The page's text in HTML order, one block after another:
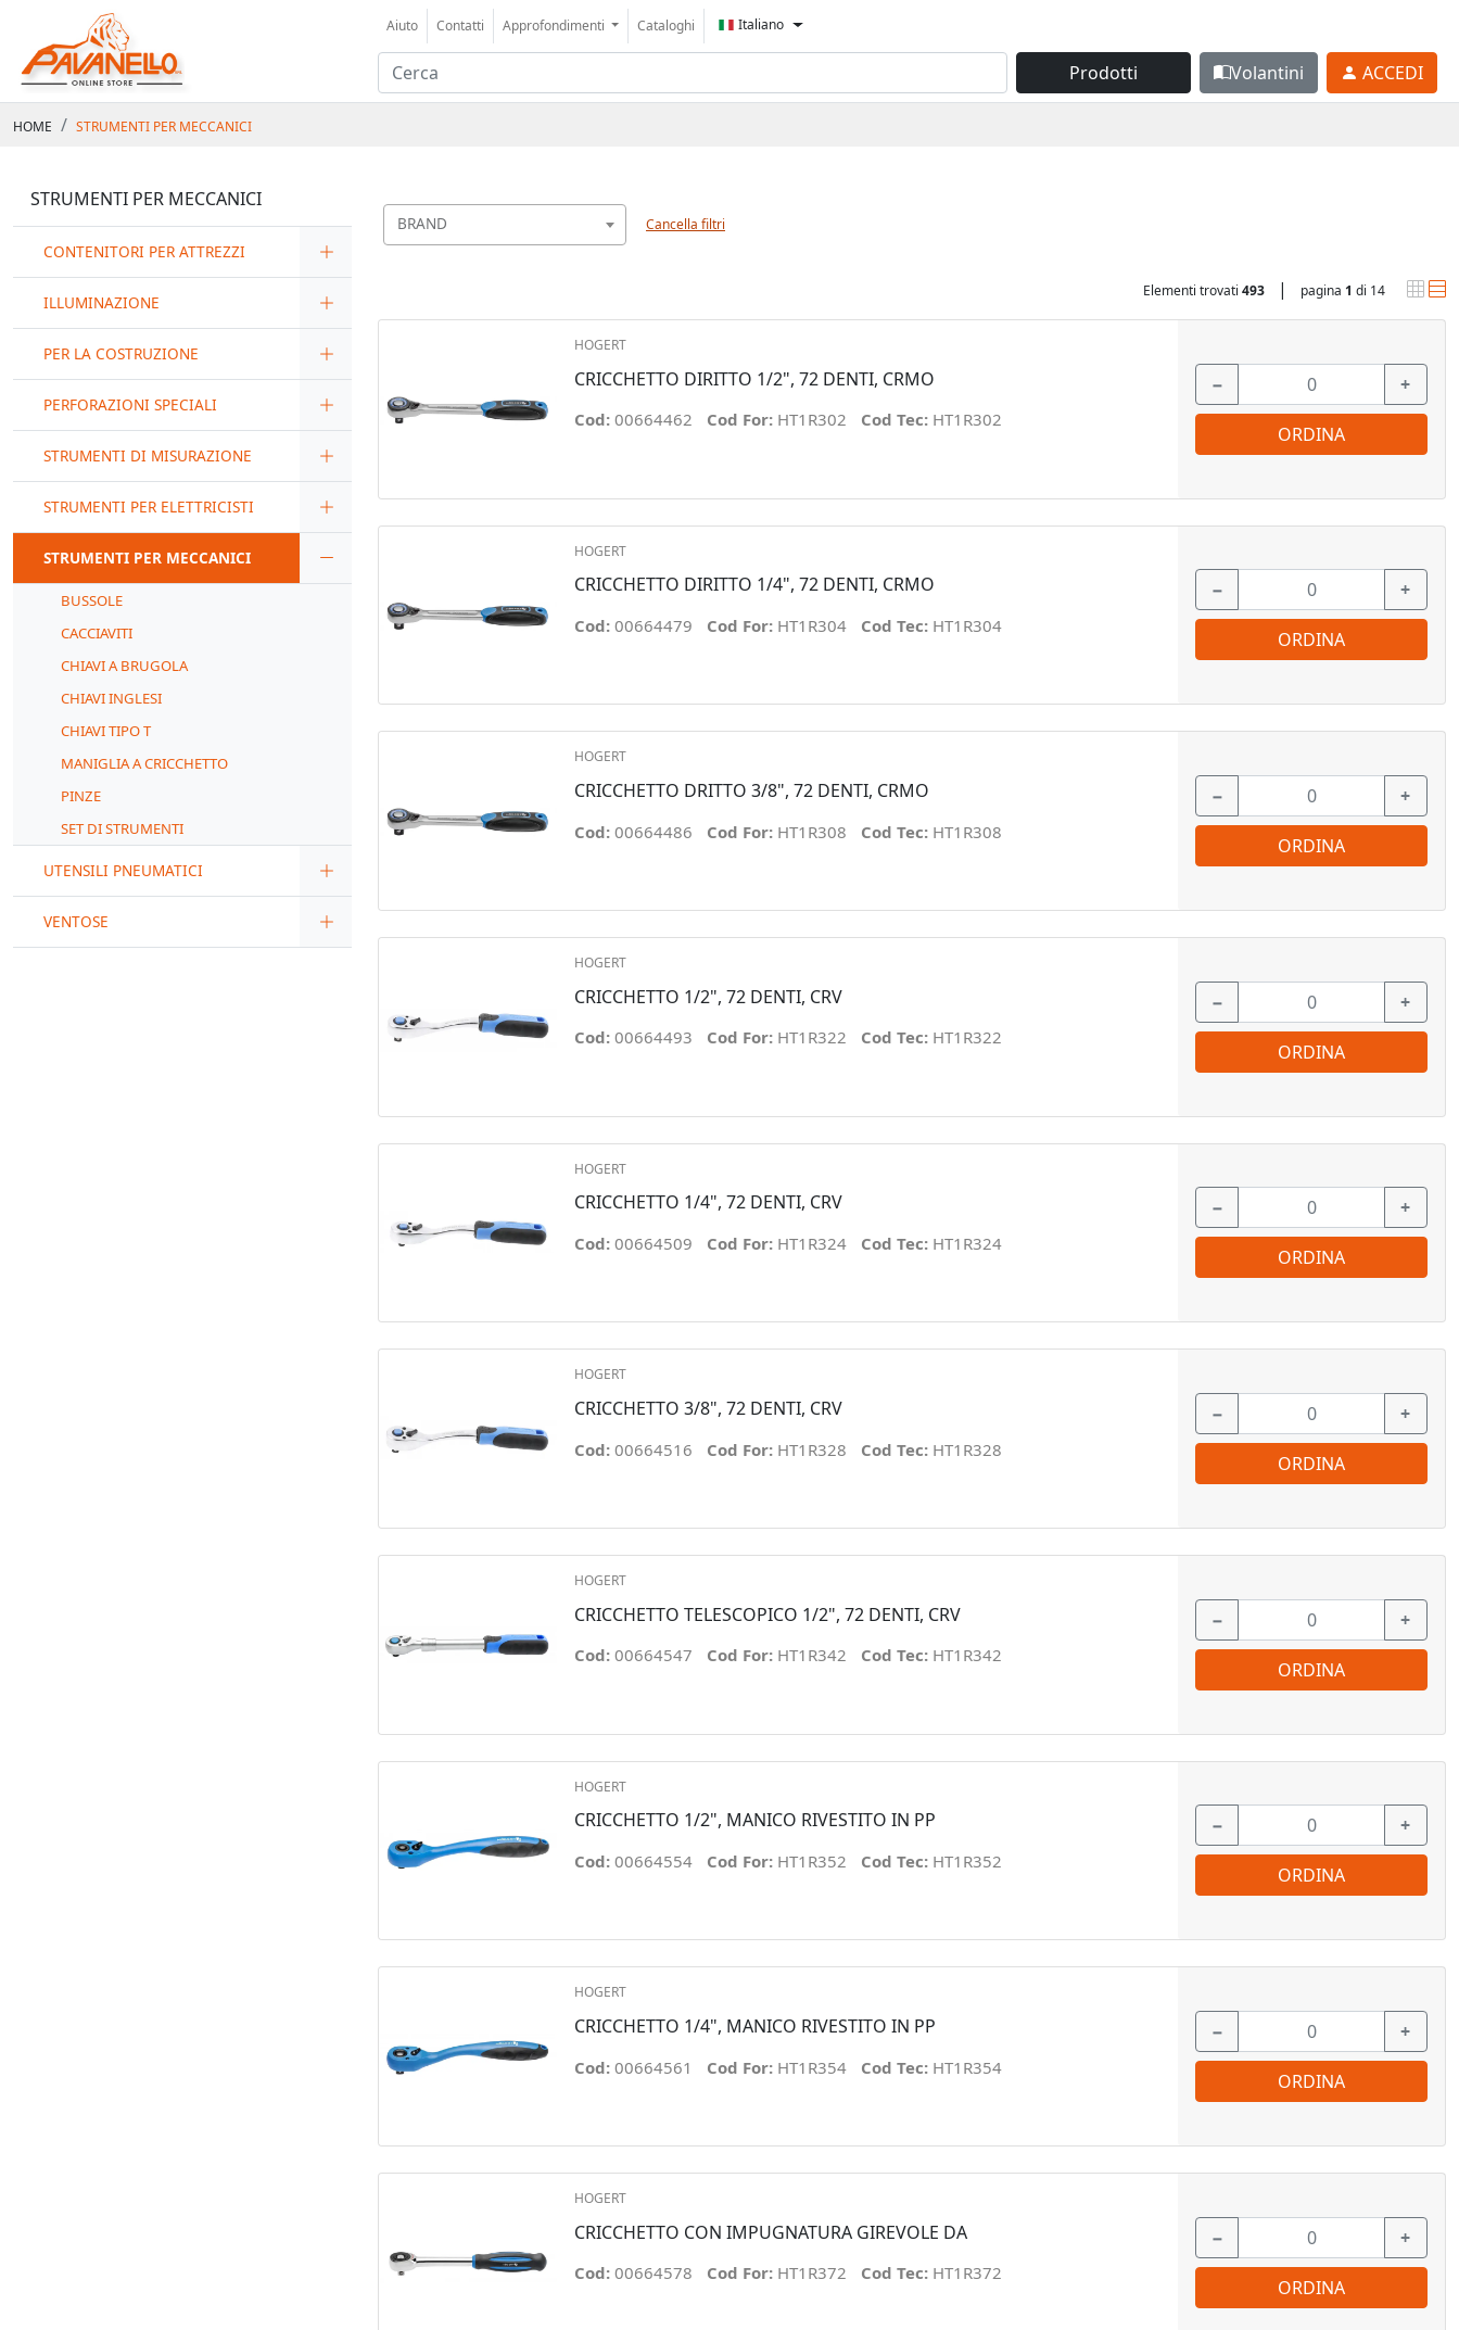
Aiuto Contatti Approfondimenti Cataloghi Italiano
Prodotti Volantini ACCEDI
HOME STRUMENTI PER MECCANICI
STRUMENTI PER MECCANICI
CONTENITORI PER ATTREZZI
ILLUMINAZIONE
PER LA COSTRUZIONE
PERFORAZIONI SPECIALI
STRUMENTI DI MISURAZIONE
STRUMENTI PER ELETTRICISTI
STRUMENTI PER MECCANICI
BUSSOLE
CACCIAVITI
CHIAVI A BRUGOLA
CHIAVI INGLESI
CHIAVI TIPO T
MANIGLIA A CRICCHETTO
PINZE
SET DI STRUMENTI
UTENSILI PNEUMATICI
VENTOSE
BRAND Cancella filtri
Elementi trovati 493 | pagina 1 di 14
HOGERT
CRICCHETTO DIRITTO 1/2", 72 DENTI, CRMO
Cod: 00664462 Cod For: HT1R302 Cod Tec: HT1R302
− +
ORDINA
HOGERT
CRICCHETTO DIRITTO 1/4", 72 DENTI, CRMO
Cod: 00664479 Cod For: HT1R304 Cod Tec: HT1R304
− +
ORDINA
HOGERT
CRICCHETTO DRITTO 3/8", 72 DENTI, CRMO
Cod: 00664486 Cod For: HT1R308 Cod Tec: HT1R308
− +
ORDINA
HOGERT
CRICCHETTO 1/2", 72 DENTI, CRV
Cod: 00664493 Cod For: HT1R322 Cod Tec: HT1R322
− +
ORDINA
HOGERT
CRICCHETTO 1/4", 72 DENTI, CRV
Cod: 00664509 Cod For: HT1R324 Cod Tec: HT1R324
− +
ORDINA
HOGERT
CRICCHETTO 3/8", 72 DENTI, CRV
Cod: 00664516 Cod For: HT1R328 Cod Tec: HT1R328
− +
ORDINA
HOGERT
CRICCHETTO TELESCOPICO 1/2", 72 DENTI, CRV
Cod: 00664547 Cod For: HT1R342 Cod Tec: HT1R342
− +
ORDINA
HOGERT
CRICCHETTO 1/2", MANICO RIVESTITO IN PP
Cod: 00664554 Cod For: HT1R352 Cod Tec: HT1R352
− +
ORDINA
HOGERT
CRICCHETTO 1/4", MANICO RIVESTITO IN PP
Cod: 00664561 Cod For: HT1R354 Cod Tec: HT1R354
− +
ORDINA
HOGERT
CRICCHETTO CON IMPUGNATURA GIREVOLE DA
Cod: 00664578 Cod For: HT1R372 Cod Tec: HT1R372
− +
ORDINA